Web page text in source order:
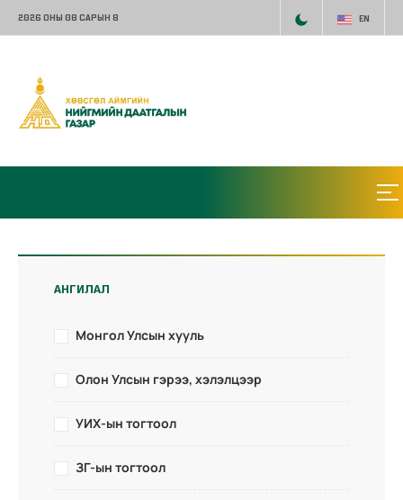
2026 ОНЫ 08 САРЫН 8 EN
АНГИЛАЛ
Монгол Улсын хууль
Олон Улсын гэрээ, хэлэлцээр
УИХ-ын тогтоол
ЗГ-ын тогтоол